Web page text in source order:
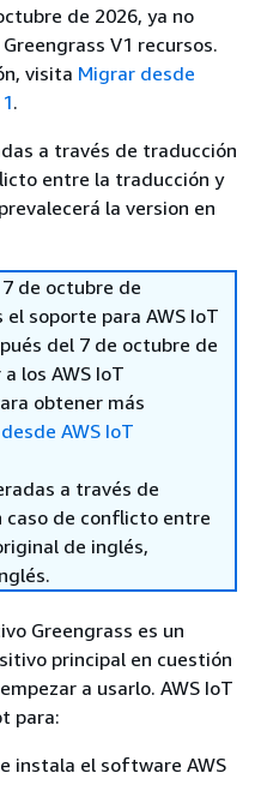
de 2026, ya no
V1 recursos.
visita Migrar desde
.
a través de traducción
entre la traducción y
la version en
de octubre de
el soporte para AWS IoT
del 7 de octubre de
los AWS IoT
obtener más
AWS IoT
a través de
caso de conflicto entre
de inglés,
Greengrass es un
principal en cuestión
a usarlo. AWS IoT
para:
instala el software AWS